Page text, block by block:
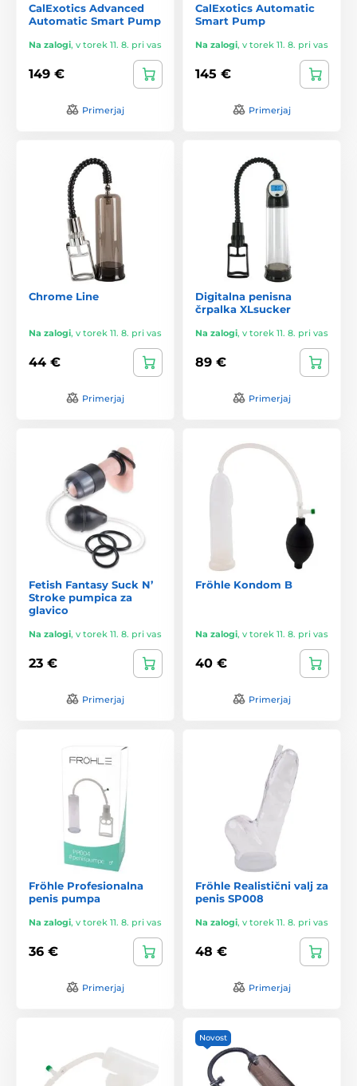
CalExotics Advanced
Automatic Smart Pump
Na zalogi, v torek 11. 8. pri vas
149 €
Primerjaj
CalExotics Automatic
Smart Pump
Na zalogi, v torek 11. 8. pri vas
145 €
Primerjaj
Chrome Line
Na zalogi, v torek 11. 8. pri vas
44 €
Primerjaj
Digitalna penisna
črpalka XLsucker
Na zalogi, v torek 11. 8. pri vas
89 €
Primerjaj
Fetish Fantasy Suck N’
Stroke pumpica za
glavico
Na zalogi, v torek 11. 8. pri vas
23 €
Primerjaj
Fröhle Kondom B
Na zalogi, v torek 11. 8. pri vas
40 €
Primerjaj
Fröhle Profesionalna
penis pumpa
Na zalogi, v torek 11. 8. pri vas
36 €
Primerjaj
Fröhle Realistični valj za
penis SP008
Na zalogi, v torek 11. 8. pri vas
48 €
Primerjaj
Novost